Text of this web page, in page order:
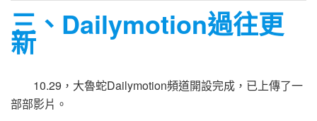
三、Dailymotion過往更
新
10.29，大魯蛇Dailymotion頻道開設完成，已上傳了一
部部影片。